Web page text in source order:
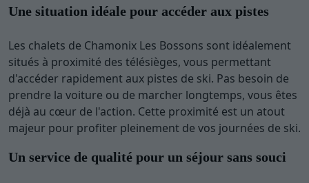
Une situation idéale pour accéder aux pistes
Les chalets de Chamonix Les Bossons sont idéalement
situés à proximité des télésièges, vous permettant
d'accéder rapidement aux pistes de ski. Pas besoin de
prendre la voiture ou de marcher longtemps, vous êtes
déjà au cœur de l'action. Cette proximité est un atout
majeur pour profiter pleinement de vos journées de ski.
Un service de qualité pour un séjour sans souci